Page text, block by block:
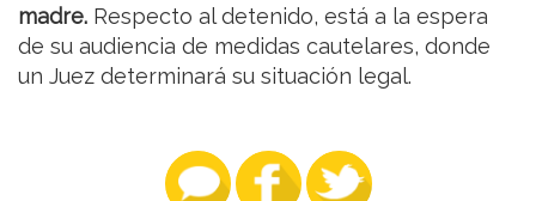
madre. Respecto al detenido, está a la espera
de su audiencia de medidas cautelares, donde
un Juez determinará su situación legal.